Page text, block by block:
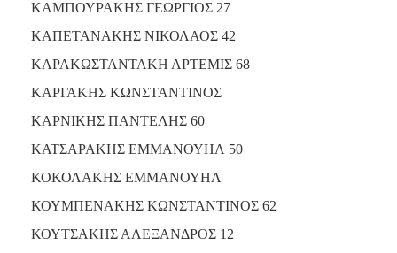
ΚΑΜΠΟΥΡΑΚΗΣ ΓΕΩΡΓΙΟΣ 27
ΚΑΠΕΤΑΝΑΚΗΣ ΝΙΚΟΛΑΟΣ 42
ΚΑΡΑΚΩΣΤΑΝΤΑΚΗ ΑΡΤΕΜΙΣ 68
ΚΑΡΓΑΚΗΣ ΚΩΝΣΤΑΝΤΙΝΟΣ
ΚΑΡΝΙΚΗΣ ΠΑΝΤΕΛΗΣ 60
ΚΑΤΣΑΡΑΚΗΣ ΕΜΜΑΝΟΥΗΛ 50
ΚΟΚΟΛΑΚΗΣ ΕΜΜΑΝΟΥΗΛ
ΚΟΥΜΠΕΝΑΚΗΣ ΚΩΝΣΤΑΝΤΙΝΟΣ 62
ΚΟΥΤΣΑΚΗΣ ΑΛΕΞΑΝΔΡΟΣ 12